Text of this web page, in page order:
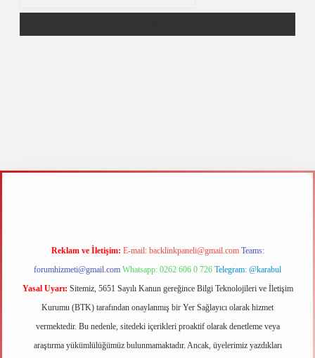
m elexbet
Reklam ve İletişim: E-mail: backlinkpaneli@gmail.com Teams:
forumhizmeti@gmail.com Whatsapp: 0262 606 0 726 Telegram: @karabul
Yasal Uyarı: Sitemiz, 5651 Sayılı Kanun gereğince Bilgi Teknolojileri ve İletişim
Kurumu (BTK) tarafından onaylanmış bir Yer Sağlayıcı olarak hizmet
vermektedir. Bu nedenle, sitedeki içerikleri proaktif olarak denetleme veya
araştırma yükümlülüğümüz bulunmamaktadır. Ancak, üyelerimiz yazdıkları